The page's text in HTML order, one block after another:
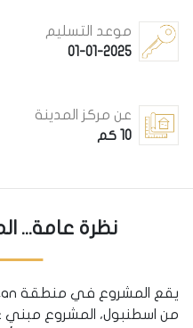
موعد التسليم
01-01-2025
عن مركز المدينة
10 كم
نظرة عامة...